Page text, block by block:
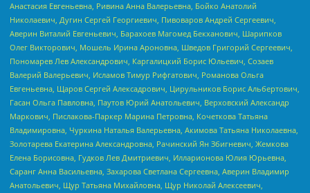
Анастасия Евгеньевна, Ривина Анна Валерьевна, Бойко Анатолий
Николаевич, Дугин Сергей Георгиевич, Пивоваров Андрей Сергеевич,
Аверин Виталий Евгеньевич, Барахоев Магомед Бекханович, Шарипков
Олег Викторович, Мошель Ирина Ароновна, Шведов Григорий Сергеевич,
Пономарев Лев Александрович, Каргалицкий Борис Юльевич, Созаев
Валерий Валерьевич, Исламов Тимур Рифгатович, Романова Ольга
Евгеньевна, Щаров Сергей Алексадрович, Цирульников Борис Альбертович,
Гасан Ольга Павловна, Паутов Юрий Анатольевич, Верховский Александр
Маркович, Пислакова-Паркер Марина Петровна, Кочеткова Татьяна
Владимировна, Чуркина Наталья Валерьевна, Акимова Татьяна Николаевна,
Золотарева Екатерина Александровна, Рачинский Ян Збигневич, Жемкова
Елена Борисовна, Гудков Лев Дмитриевич, Илларионова Юлия Юрьевна,
Саранг Анна Васильевна, Захарова Светлана Сергеевна, Аверин Владимир
Анатольевич, Щур Татьяна Михайловна, Щур Николай Алексеевич,